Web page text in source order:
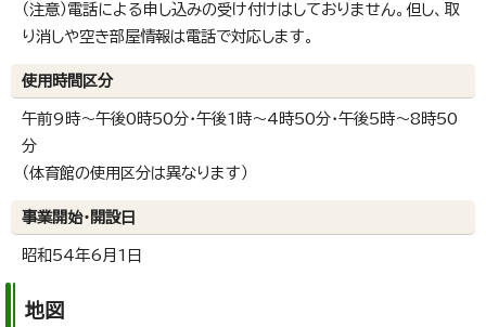
（注意）電話による申し込みの受け付けはしておりません。但し、取
り消しや空き部屋情報は電話で対応します。
使用時間区分
午前9時～午後0時50分・午後1時～4時50分・午後5時～8時50
分
（体育館の使用区分は異なります）
事業開始・開設日
昭和54年6月1日
地図